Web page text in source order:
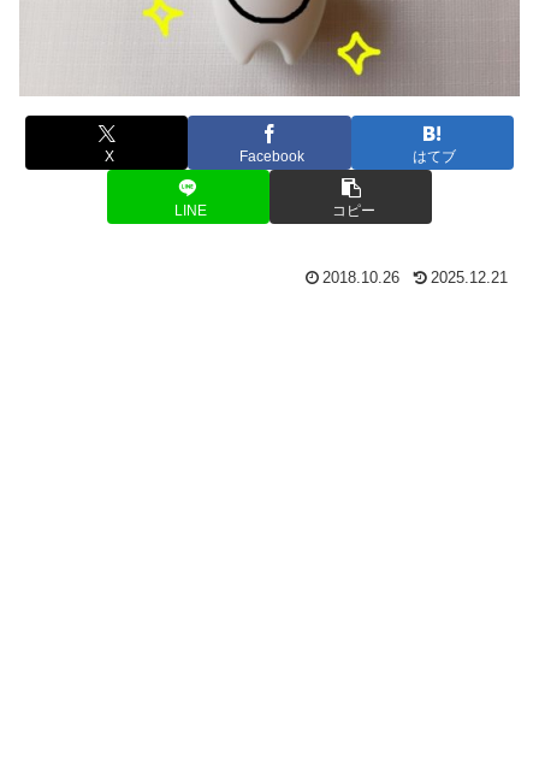
X Facebook はてブ
LINE コピー
2018.10.26 2025.12.21